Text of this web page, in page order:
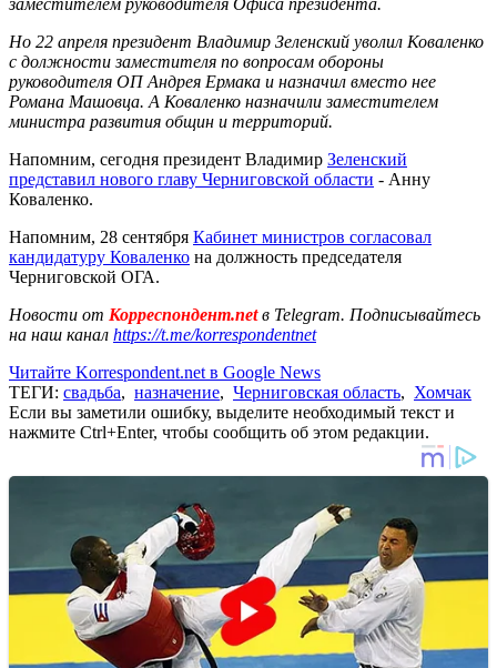
Но 22 апреля президент Владимир Зеленский уволил Коваленко
с должности заместителя по вопросам обороны
руководителя ОП Андрея Ермака и назначил вместо нее
Романа Машовца. А Коваленко назначили заместителем
министра развития общин и территорий.
Напомним, сегодня президент Владимир Зеленский
представил нового главу Черниговской области - Анну
Коваленко.
Напомним, 28 сентября Кабинет министров согласовал
кандидатуру Коваленко на должность председателя
Черниговской ОГА.
Новости от Корреспондент.netв Telegram. Подписывайтесь
на наш канал https://t.me/korrespondentnet
Читайте Korrespondent.net в Google News
ТЕГИ: свадьба, назначение, Черниговская область, Хомчак
Если вы заметили ошибку, выделите необходимый текст и
нажмите Ctrl+Enter, чтобы сообщить об этом редакции.